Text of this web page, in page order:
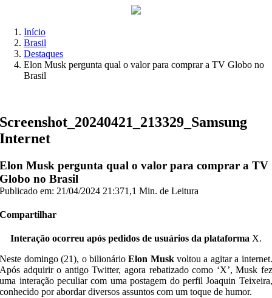
Início
Brasil
Destaques
Elon Musk pergunta qual o valor para comprar a TV Globo no
Brasil
Screenshot_20240421_213329_Samsung
Internet
Elon Musk pergunta qual o valor para comprar a TV
Globo no Brasil
Publicado em: 21/04/2024 21:371,1 Min. de Leitura
Compartilhar
Interação ocorreu após pedidos de usuários da plataforma X.
Neste domingo (21), o bilionárioElon Muskvoltou a agitar a internet.
Após adquirir o antigo Twitter, agora rebatizado como ‘X’, Musk fez
uma interação peculiar com uma postagem do perfil Joaquin Teixeira,
conhecido por abordar diversos assuntos com um toque de humor.